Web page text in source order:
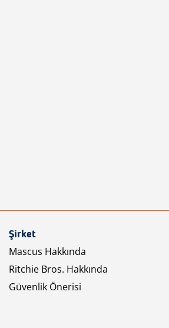
Şirket
Mascus Hakkında
Ritchie Bros. Hakkında
Güvenlik Önerisi